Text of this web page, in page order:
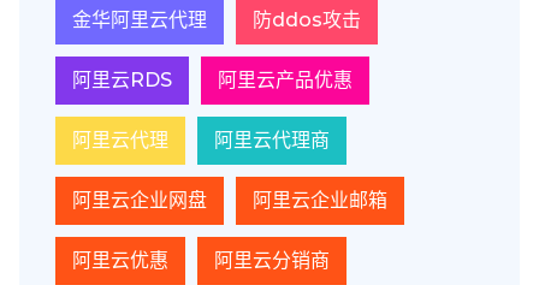
金华阿里云代理 防ddos攻击
阿里云RDS 阿里云产品优惠
阿里云代理 阿里云代理商
阿里云企业网盘 阿里云企业邮箱
阿里云优惠 阿里云分销商